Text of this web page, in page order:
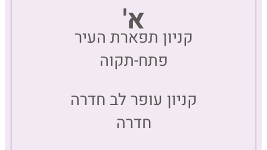
א'
קניון תפארת העיר
פתח-תקוה
קניון עופר לב חדרה
חדרה